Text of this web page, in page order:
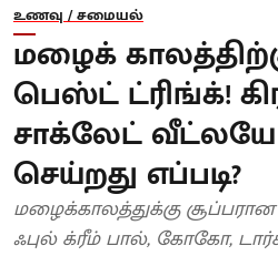
உணவு / சமையல்
மழைக்
பெஸ்ட் ட்ரிங்க்!
சாக்லேட்
செய்றது எப்படி?
மழைக்காலத்துக்கு
ஃபுல் க்ரீம் பால், கோகோ,